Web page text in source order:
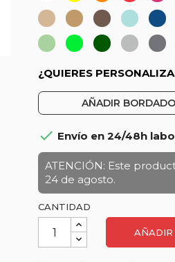
Coral
Beige-
Crema
Marrón
Camel
MarrónCeleste
PistachoVerdeVerdeGris
¿QUIERES
AÑADIR
 Envío en 24/48h
ATENCIÓN: Este
24 de agosto.
CANTIDAD
AÑADIR